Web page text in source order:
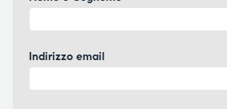
Indirizzo email